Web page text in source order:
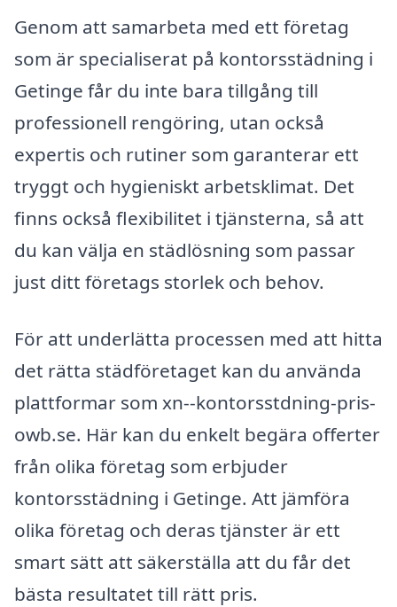
Genom att samarbeta med ett företag
som är specialiserat på kontorsstädning i
Getinge får du inte bara tillgång till
professionell rengöring, utan också
expertis och rutiner som garanterar ett
tryggt och hygieniskt arbetsklimat. Det
finns också flexibilitet i tjänsterna, så att
du kan välja en städlösning som passar
just ditt företags storlek och behov.
För att underlätta processen med att hitta
det rätta städföretaget kan du använda
plattformar som xn--kontorsstdning-pris-
owb.se. Här kan du enkelt begära offerter
från olika företag som erbjuder
kontorsstädning i Getinge. Att jämföra
olika företag och deras tjänster är ett
smart sätt att säkerställa att du får det
bästa resultatet till rätt pris.